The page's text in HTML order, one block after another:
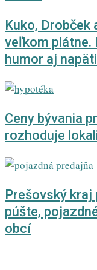
Kuko, Drobček
veľkom plátne.
humor aj
Ceny bývania
rozhoduje
Prešovský
púšte,
obcí